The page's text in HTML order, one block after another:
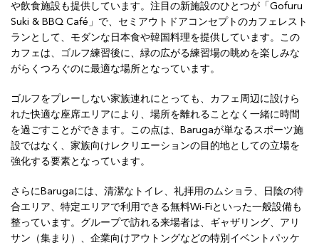
や飲食施設も提供しています。注目の新施設のひとつが「Gofuru
Suki & BBQ Café」で、セミアウトドアコンセプトのカフェレスト
ランとして、モダンな日本食や韓国料理を提供しています。この
カフェは、ゴルフ練習後に、緑の広がる練習場の眺めを楽しみな
がらくつろぐのに最適な場所となっています。
ゴルフをプレーしない家族連れにとっても、カフェ周辺に設けら
れた快適な座席エリアにより、場所を離れることなく一緒に時間
を過ごすことができます。この点は、Barugaが単なるスポーツ施
設ではなく、家族向けレクリエーションの目的地としての立場を
強化する要素となっています。
さらにBarugaには、清潔なトイレ、礼拝用のムショラ、日陰の待
合エリア、特定エリアで利用できる無料Wi-Fiといった一般設備も
整っています。グループで訪れる来場者は、ギャザリング、アリ
サン（集まり）、企業向けアウトングなどの特別イベントパッケ